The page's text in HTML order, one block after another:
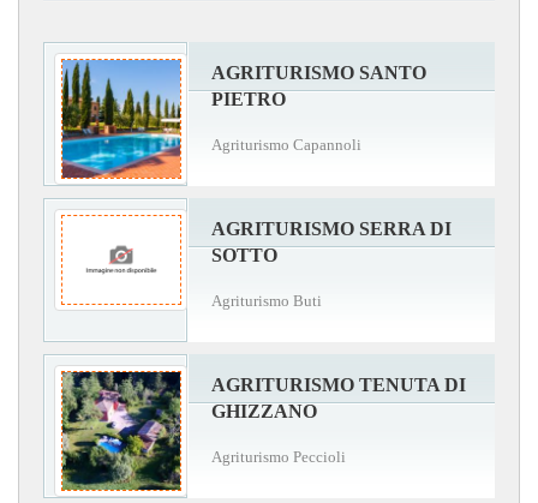
AGRITURISMO SANTO
PIETRO
Agriturismo Capannoli
AGRITURISMO SERRA DI
SOTTO
Agriturismo Buti
AGRITURISMO TENUTA DI
GHIZZANO
Agriturismo Peccioli